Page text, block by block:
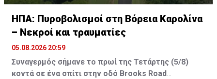
ΗΠΑ: Πυροβολισμοί στη Βόρεια Καρολίνα
– Νεκροί και τραυματίες
05.08.2026 20:59
Συναγερμός σήμανε το πρωί της Τετάρτης (5/8)
κοντά σε ένα σπίτι στην οδό Brooks Road